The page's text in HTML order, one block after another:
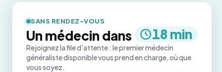
SANS RENDEZ-VOUS
Un médecin dans 18 min
Rejoignez la file d'attente : le premier médecin
généraliste disponible vous prend en charge, où que
vous soyez.